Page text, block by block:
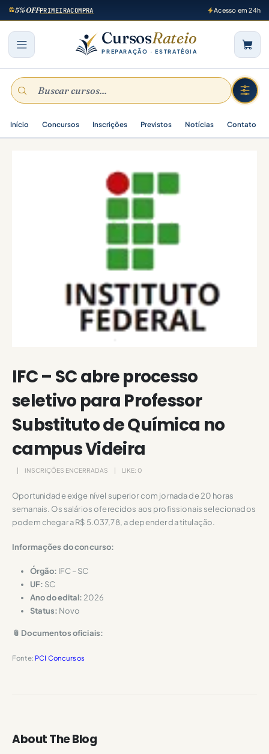
5% OFFPRIMEIRACOMPRA Acesso em 24h
CursosRateio
PREPARAÇÃO · ESTRATÉGIA
Início Concursos Inscrições Previstos Notícias Contato
IFC – SC abre processo
seletivo para Professor
Substituto de Química no
campus Videira
INSCRIÇÕES ENCERRADAS LIKE: 0
Oportunidade exige nível superior com jornada de 20 horas
semanais. Os salários oferecidos aos profissionais selecionados
podem chegar a R$ 5.037,78, a depender da titulação.
Informações do concurso:
Órgão: IFC – SC
UF: SC
Ano do edital:2026
Status: Novo
📎 Documentos oficiais:
Fonte: PCI Concursos
About The Blog